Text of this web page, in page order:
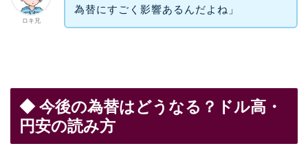
ロキ兄
為替にすごく影響あるんだよね」
◆ 今後の為替はどうなる？ドル高・
円安の読み方